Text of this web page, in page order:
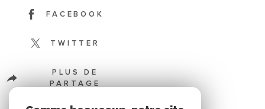
FACEBOOK
TWITTER
PLUS DE
PARTAGE